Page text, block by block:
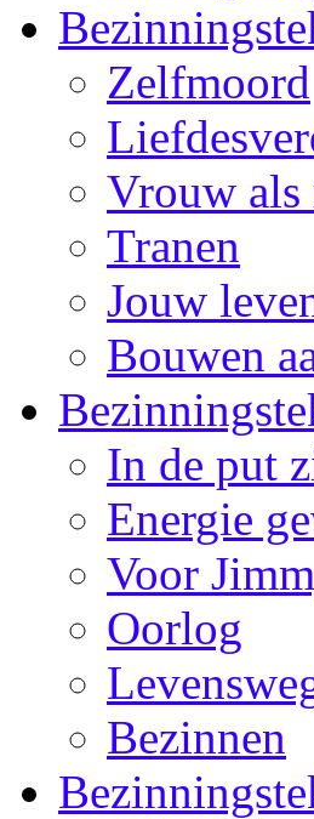
Zelfmoord
Vrouw als
Tranen
Jouw
Bouwen
In de put
Energie
Voor
Oorlog
Bezinnen